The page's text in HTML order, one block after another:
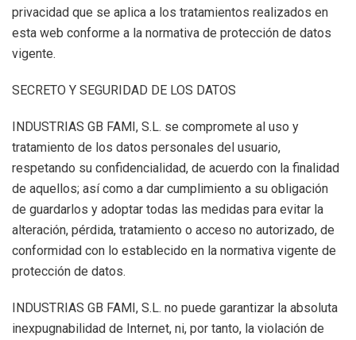
privacidad que se aplica a los tratamientos realizados en
esta web conforme a la normativa de protección de datos
vigente.
SECRETO Y SEGURIDAD DE LOS DATOS
INDUSTRIAS GB FAMI, S.L. se compromete al uso y
tratamiento de los datos personales del usuario,
respetando su confidencialidad, de acuerdo con la finalidad
de aquellos; así como a dar cumplimiento a su obligación
de guardarlos y adoptar todas las medidas para evitar la
alteración, pérdida, tratamiento o acceso no autorizado, de
conformidad con lo establecido en la normativa vigente de
protección de datos.
INDUSTRIAS GB FAMI, S.L. no puede garantizar la absoluta
inexpugnabilidad de Internet, ni, por tanto, la violación de